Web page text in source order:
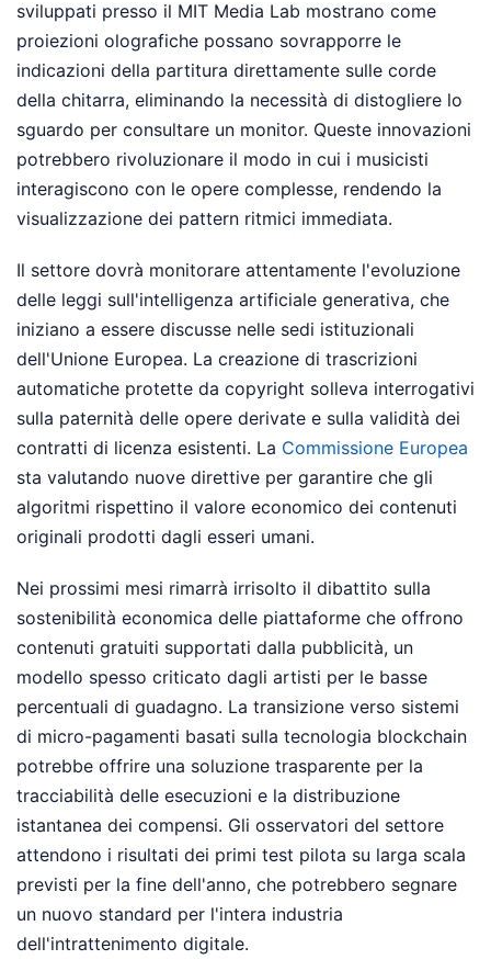
sviluppati presso il MIT Media Lab mostrano come
proiezioni olografiche possano sovrapporre le
indicazioni della partitura direttamente sulle corde
della chitarra, eliminando la necessità di distogliere lo
sguardo per consultare un monitor. Queste innovazioni
potrebbero rivoluzionare il modo in cui i musicisti
interagiscono con le opere complesse, rendendo la
visualizzazione dei pattern ritmici immediata.
Il settore dovrà monitorare attentamente l'evoluzione
delle leggi sull'intelligenza artificiale generativa, che
iniziano a essere discusse nelle sedi istituzionali
dell'Unione Europea. La creazione di trascrizioni
automatiche protette da copyright solleva interrogativi
sulla paternità delle opere derivate e sulla validità dei
contratti di licenza esistenti. La Commissione Europea
sta valutando nuove direttive per garantire che gli
algoritmi rispettino il valore economico dei contenuti
originali prodotti dagli esseri umani.
Nei prossimi mesi rimarrà irrisolto il dibattito sulla
sostenibilità economica delle piattaforme che offrono
contenuti gratuiti supportati dalla pubblicità, un
modello spesso criticato dagli artisti per le basse
percentuali di guadagno. La transizione verso sistemi
di micro-pagamenti basati sulla tecnologia blockchain
potrebbe offrire una soluzione trasparente per la
tracciabilità delle esecuzioni e la distribuzione
istantanea dei compensi. Gli osservatori del settore
attendono i risultati dei primi test pilota su larga scala
previsti per la fine dell'anno, che potrebbero segnare
un nuovo standard per l'intera industria
dell'intrattenimento digitale.